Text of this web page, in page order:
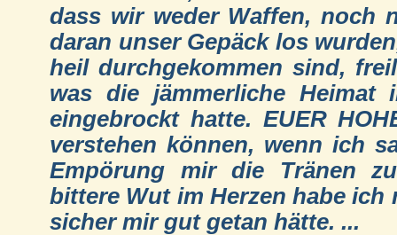
dass wir weder Waffen, noch
daran unser Gepäck los
heil durchgekommen sind,
was die jämmerliche Heimat
eingebrockt hatte. EUER
verstehen können, wenn ich
Empörung mir die Tränen
bittere Wut im Herzen habe
sicher mir gut getan hätte. ...